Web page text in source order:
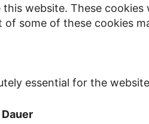
this website. These
some of these cookies
essential for the
Dauer